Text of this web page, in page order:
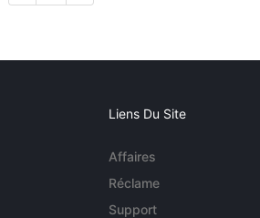
Liens Du Site
Affaires
Réclame
Support